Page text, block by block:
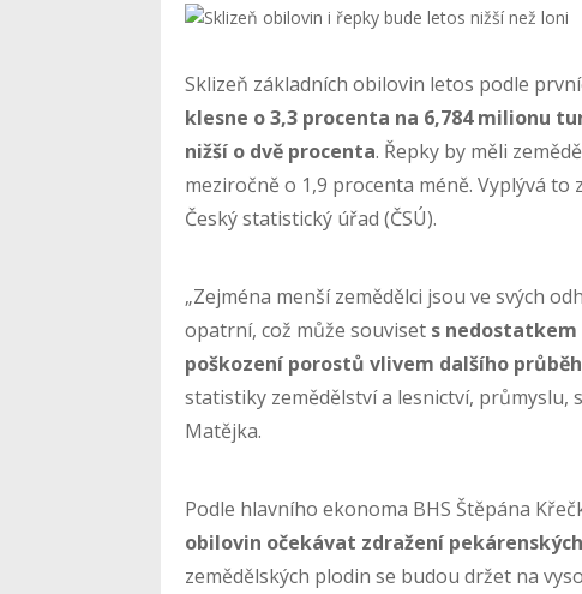
Sklizeň základních obilovin letos podle
klesne o 3,3 procenta na 6,784 milionu
nižší o dvě procenta. Řepky by měli
meziročně o 1,9 procenta méně. Vyplývá to
Český statistický úřad (ČSÚ).
„Zejména menší zemědělci jsou ve svých
opatrní, což může souviset s nedostatkem
poškození porostů vlivem dalšího
statistiky zemědělství a lesnictví, průmyslu,
Matějka.
Podle hlavního ekonoma BHS Štěpána
obilovin očekávat zdražení
zemědělských plodin se budou držet na